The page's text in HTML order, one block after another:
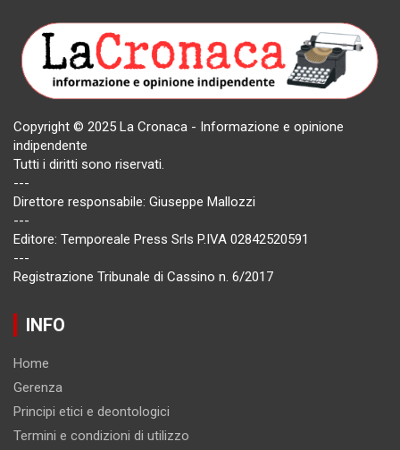
Copyright © 2025 La Cronaca - Informazione e opinione
indipendente
Tutti i diritti sono riservati.
---
Direttore responsabile: Giuseppe Mallozzi
---
Editore: Temporeale Press Srls P.IVA 02842520591
---
Registrazione Tribunale di Cassino n. 6/2017
INFO
Home
Gerenza
Principi etici e deontologici
Termini e condizioni di utilizzo